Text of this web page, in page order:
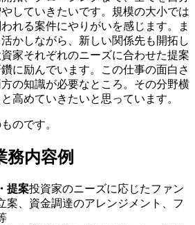
していきたいです。規模の大小では
れる案件にやりがいを感じます。ま
かしながら、新しい関係先も開拓し
家それぞれのニーズに合わせた提案
に励んでいます。この仕事の面白さ
の知識が必要なところ。その分野横
高めていきたいと思っています。
のです。
務内容例
提案投資家のニーズに応じたファン
案、資金調達のアレンジメント、フ